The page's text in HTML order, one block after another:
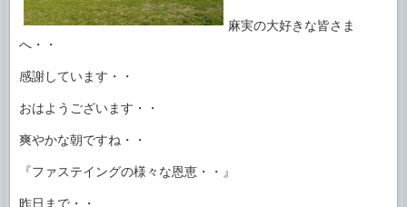
麻実の大好きな皆さま
へ・・
感謝しています・・
おはようございます・・
爽やかな朝ですね・・
『ファステイングの様々な恩恵・・』
昨日まで・・